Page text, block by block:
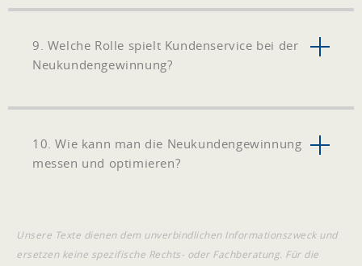
9. Welche Rolle spielt Kundenservice bei der
Neukundengewinnung?
10. Wie kann man die Neukundengewinnung
messen und optimieren?
Unsere Texte dienen dem unverbindlichen Informationszweck und
ersetzen keine spezifische Rechts- oder Fachberatung. Für die